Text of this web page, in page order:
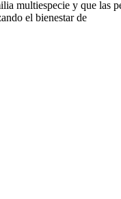
multiespecie y que las
el bienestar de